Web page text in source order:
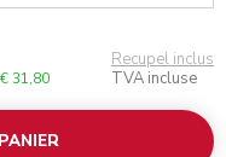
€ 31,80
Recupel inclus
TVA incluse